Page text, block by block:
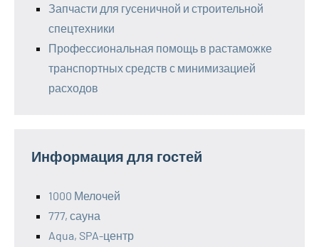
Запчасти для гусеничной и строительной
спецтехники
Профессиональная помощь в растаможке
транспортных средств с минимизацией
расходов
Информация для гостей
1000 Мелочей
777, сауна
Aqua, SPA-центр